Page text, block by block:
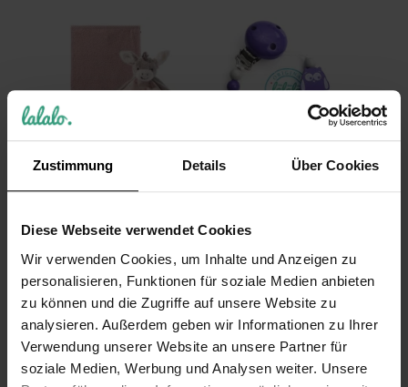
Zustimmung Details Über Cookies
Diese Webseite verwendet Cookies
Wir verwenden Cookies, um Inhalte und Anzeigen zu
personalisieren, Funktionen für soziale Medien anbieten
zu können und die Zugriffe auf unsere Website zu
analysieren. Außerdem geben wir Informationen zu Ihrer
Verwendung unserer Website an unsere Partner für
soziale Medien, Werbung und Analysen weiter. Unsere
Sterntaler Emmi
Babygeschenk zur
Geburt oder Taufe,
Schmusetuch +
Kinderhandtuch
32,99 €
Inkl. 19% Steuern,exkl.
Schnullerkette
Inkl. 19% Steuern